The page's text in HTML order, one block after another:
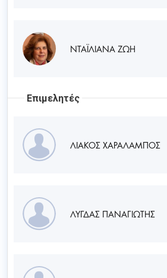
ΝΤΑΪΛΙΑΝΑ ΖΩΗ
Επιμελητές
ΛΙΑΚΟΣ ΧΑΡΑΛΑΜΠΟΣ
ΛΥΓΔΑΣ ΠΑΝΑΓΙΩΤΗΣ